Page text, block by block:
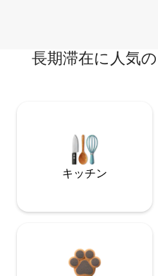
長期滞在に人気
キッチン